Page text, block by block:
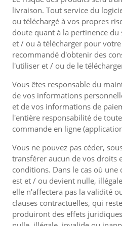
livraison. Tout service du
ou téléchargé à vos propres
doute quant à la pertinence
et / ou à télécharger pour
recommandé d'obtenir des
l'utiliser et / ou de le
Vous êtes responsable du
de vos informations
et de vos informations de
l'entière responsabilité de
commande en ligne
Vous ne pouvez pas céder,
transférer aucun de vos droits
conditions. Dans le cas où
est et / ou devient nulle,
elle n'affectera pas la validité
clauses contractuelles, qui
produiront des effets